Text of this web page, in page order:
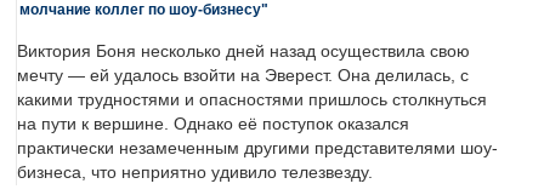
молчание коллег по шоу-бизнесу"
Виктория Боня несколько дней назад осуществила свою
мечту — ей удалось взойти на Эверест. Она делилась, с
какими трудностями и опасностями пришлось столкнуться
на пути к вершине. Однако её поступок оказался
практически незамеченным другими представителями шоу-
бизнеса, что неприятно удивило телезвезду.